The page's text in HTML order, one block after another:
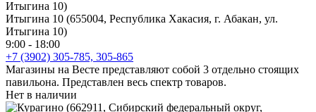
Итыгина 10 (655004, Республика Хакасия, г. Абакан, ул.
Итыгина 10)
9:00 - 18:00
+7 (3902) 305-785, 305-865
Магазины на Весте представляют собой 3 отдельно стоящих
павильона. Представлен весь спектр товаров.
Нет в наличии